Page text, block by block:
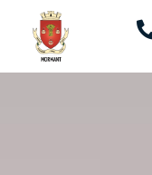
principal